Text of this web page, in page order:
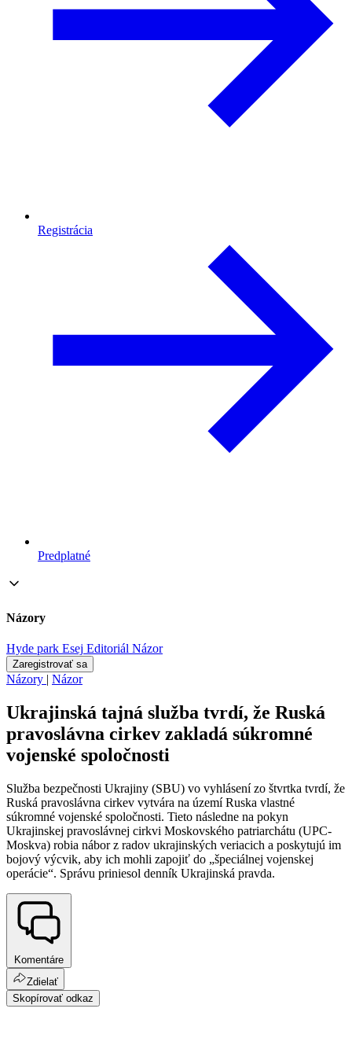
Registrácia
Predplatné
Názory
Hyde park Esej Editoriál Názor
Zaregistrovať sa
Názory | Názor
Ukrajinská tajná služba tvrdí, že Ruská
pravoslávna cirkev zakladá súkromné
vojenské spoločnosti
Služba bezpečnosti Ukrajiny (SBU) vo vyhlásení zo štvrtka tvrdí, že
Ruská pravoslávna cirkev vytvára na území Ruska vlastné
súkromné vojenské spoločnosti. Tieto následne na pokyn
Ukrajinskej pravoslávnej cirkvi Moskovského patriarchátu (UPC-
Moskva) robia nábor z radov ukrajinských veriacich a poskytujú im
bojový výcvik, aby ich mohli zapojiť do „špeciálnej vojenskej
operácie“. Správu priniesol denník Ukrajinská pravda.
Komentáre
Zdielať
Skopírovať odkaz